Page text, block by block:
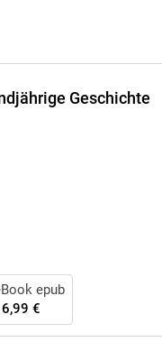
Geschichte
epub
€